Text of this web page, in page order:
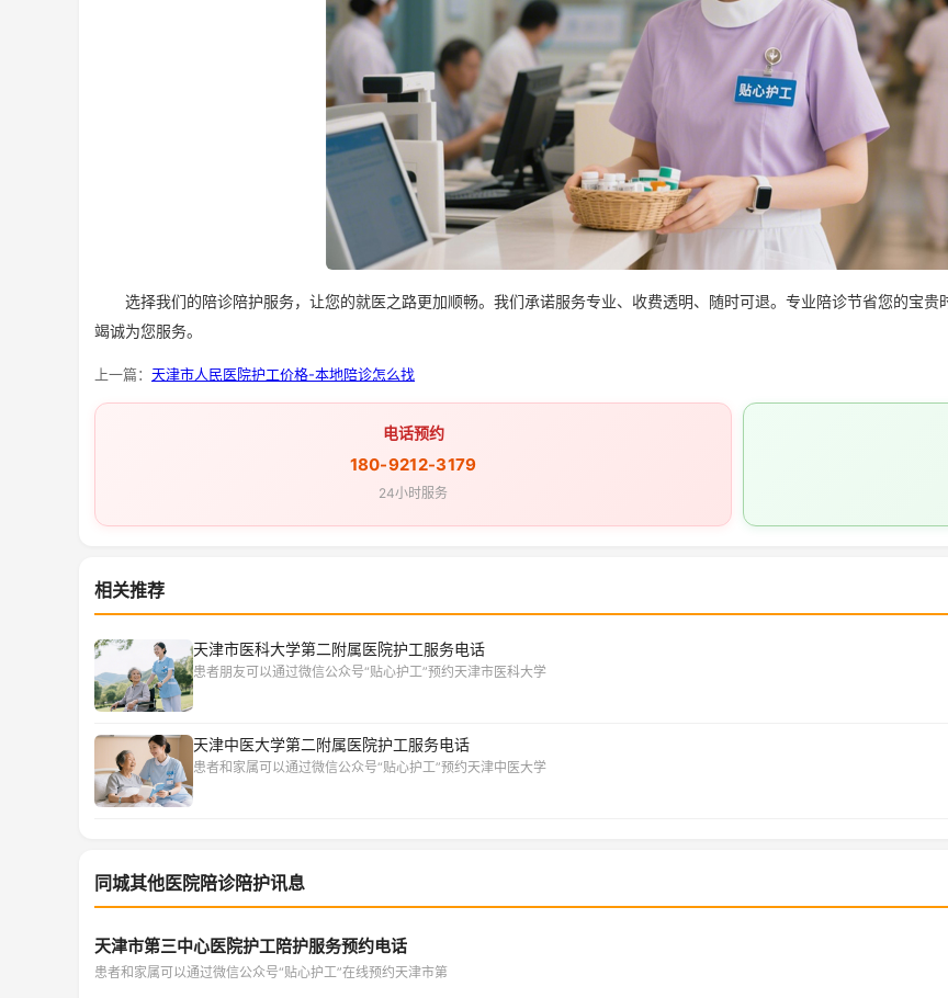
选择我们的陪诊陪护服务，让您的就医之路更加顺畅。我们承诺服务专业、收费透明、随时可退。专业陪诊节省您的宝贵
竭诚为您服务。
上一篇： 天津市人民医院护工价格-本地陪诊怎么找
电话预约
180-9212-3179
24小时服务
相关推荐
天津市医科大学第二附属医院护工服务电话
患者朋友可以通过微信公众号“贴心护工”预约天津市医科大学
天津中医大学第二附属医院护工服务电话
患者和家属可以通过微信公众号“贴心护工”预约天津中医大学
同城其他医院陪诊陪护讯息
天津市第三中心医院护工陪护服务预约电话
患者和家属可以通过微信公众号“贴心护工”在线预约天津市第